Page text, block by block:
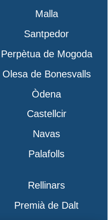
Malla
Santpedor
Perpètua de Mogoda
Olesa de Bonesvalls
Òdena
Castellcir
Navas
Palafolls
Rellinars
Premià de Dalt